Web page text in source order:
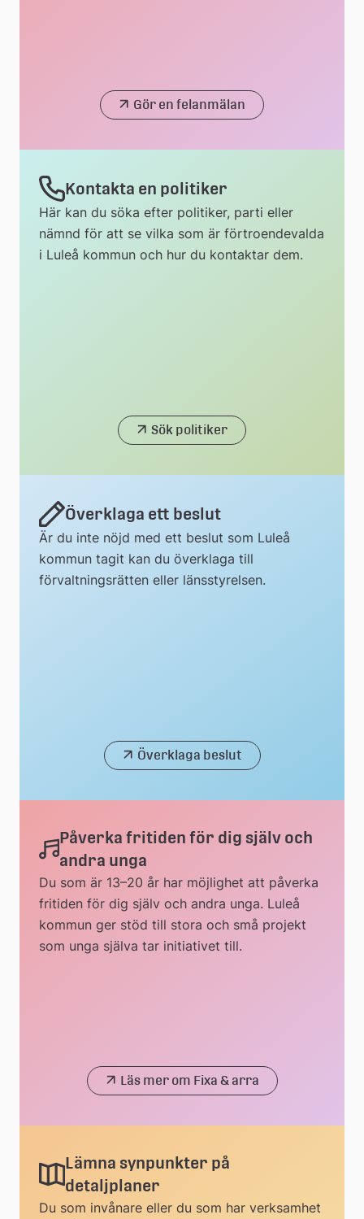
Gör en felanmälan
Kontakta en politiker
Här kan du söka efter politiker, parti eller
nämnd för att se vilka som är förtroendevalda
i Luleå kommun och hur du kontaktar dem.
Sök politiker
Överklaga ett beslut
Är du inte nöjd med ett beslut som Luleå
kommun tagit kan du överklaga till
förvaltningsrätten eller länsstyrelsen.
Överklaga beslut
Påverka fritiden för dig själv och
andra unga
Du som är 13–20 år har möjlighet att påverka
fritiden för dig själv och andra unga. Luleå
kommun ger stöd till stora och små projekt
som unga själva tar initiativet till.
Läs mer om Fixa & arra
Lämna synpunkter på
detaljplaner
Du som invånare eller du som har verksamhet